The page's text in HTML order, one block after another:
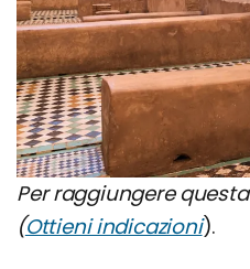
Per raggiungere
(Ottieni indicazioni).